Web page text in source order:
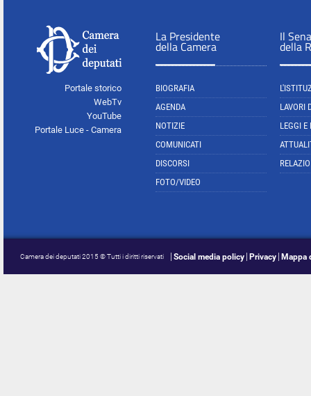
Portale storico
WebTv
YouTube
Portale Luce - Camera
La Presidente
della Camera
BIOGRAFIA
AGENDA
NOTIZIE
COMUNICATI
DISCORSI
FOTO/VIDEO
Il
della
LAVORI
LEGGI E
Camera dei deputati 2015 © Tutti i diritti riservati Social media policy Privacy Mappa